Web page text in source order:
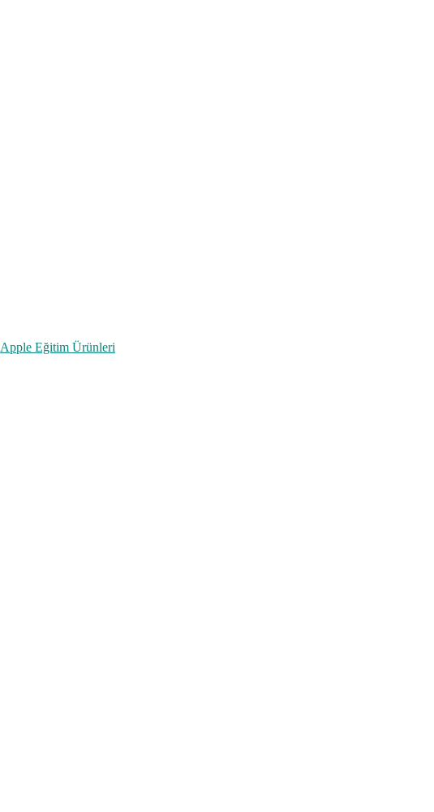
Apple Eğitim Ürünleri